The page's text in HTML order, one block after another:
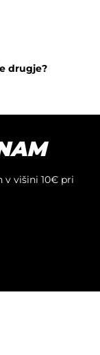
drugje?
v višini 10€ pri